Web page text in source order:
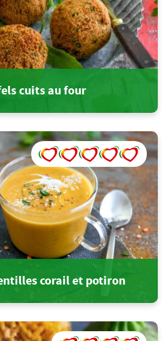
cuits au four
corail et potiron